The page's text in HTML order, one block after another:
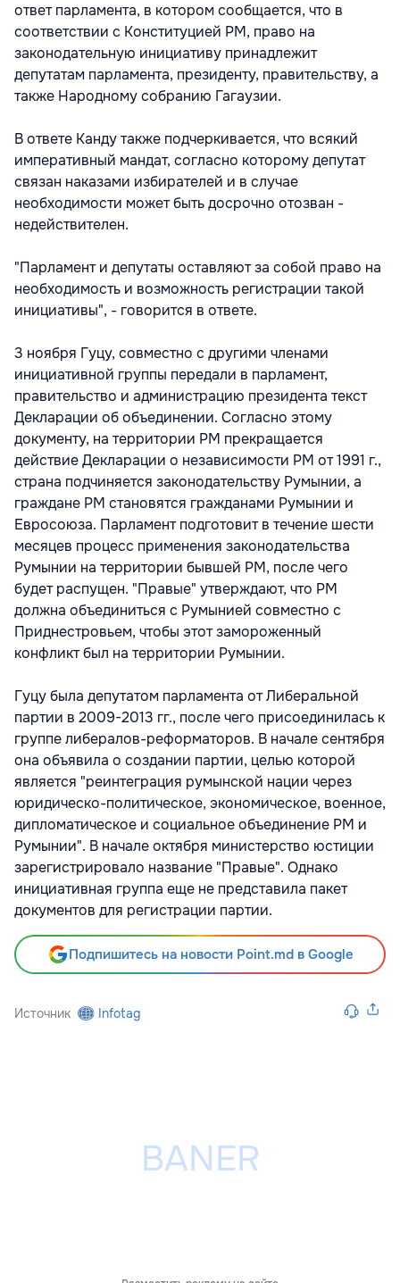
ответ парламента, в котором сообщается, что в
соответствии с Конституцией РМ, право на
законодательную инициативу принадлежит
депутатам парламента, президенту, правительству, а
также Народному собранию Гагаузии.
В ответе Канду также подчеркивается, что всякий
императивный мандат, согласно которому депутат
связан наказами избирателей и в случае
необходимости может быть досрочно отозван -
недействителен.
"Парламент и депутаты оставляют за собой право на
необходимость и возможность регистрации такой
инициативы", - говорится в ответе.
3 ноября Гуцу, совместно с другими членами
инициативной группы передали в парламент,
правительство и администрацию президента текст
Декларации об объединении. Согласно этому
документу, на территории РМ прекращается
действие Декларации о независимости РМ от 1991 г.,
страна подчиняется законодательству Румынии, а
граждане РМ становятся гражданами Румынии и
Евросоюза. Парламент подготовит в течение шести
месяцев процесс применения законодательства
Румынии на территории бывшей РМ, после чего
будет распущен. "Правые" утверждают, что РМ
должна объединиться с Румынией совместно с
Приднестровьем, чтобы этот замороженный
конфликт был на территории Румынии.
Гуцу была депутатом парламента от Либеральной
партии в 2009-2013 гг., после чего присоединилась к
группе либералов-реформаторов. В начале сентября
она объявила о создании партии, целью которой
является "реинтеграция румынской нации через
юридическо-политическое, экономическое, военное,
дипломатическое и социальное объединение РМ и
Румынии". В начале октября министерство юстиции
зарегистрировало название "Правые". Однако
инициативная группа еще не представила пакет
документов для регистрации партии.
Подпишитесь на новости Point.md в Google
Источник Infotag